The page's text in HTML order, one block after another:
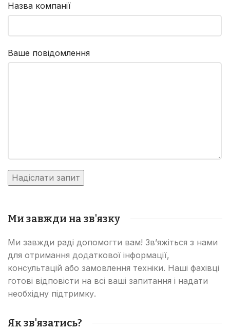
Назва компанії
Ваше повідомлення
Ми завжди на зв'язку
Ми завжди раді допомогти вам! Зв’яжіться з нами
для отримання додаткової інформації,
консультацій або замовлення техніки. Наші фахівці
готові відповісти на всі ваші запитання і надати
необхідну підтримку.
Як зв'язатись?